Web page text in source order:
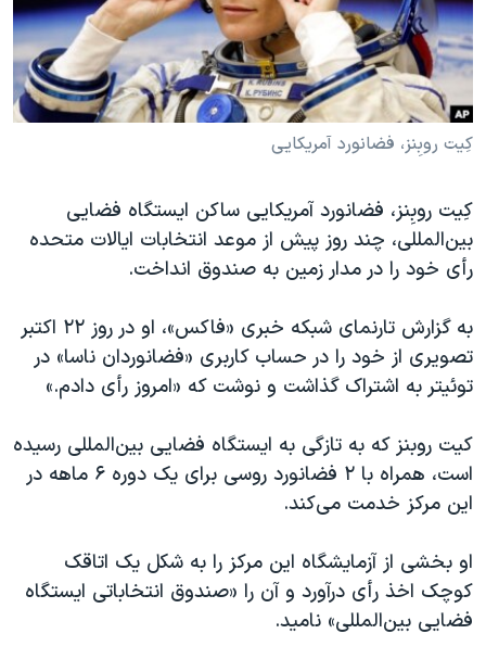
فرهنگ و زندگی
حقوق شهروندی
اقتصادی
علم و فناوری
گالری عکس
آرشیو پخش زنده
مستندها
انتخابات ریاست جمهوری آمریکا ۲۰۲۴
حمله جمهوری اسلامی به اسرائیل
رمز مهسا
اعتراضات زن، زندگی، آزادی
مجموعه مستندهای دادخواهی
دادگاه حمید نوری
چهل سال گروگان‌گیری
اعتراضات مردمی آبان ۹۸
اسرائیل در جنگ
همایش محافظه‌کاران آمریکا «سی‌پک»
صفحه‌های ویژه
دنبال کنید
کِیت روبِنز، فضانورد آمریکایی
کِیت روبِنز، فضانورد آمریکایی ساکن ایستگاه فضایی
بین‌المللی، چند روز پیش از موعد انتخابات ایالات متحده
رأی خود را در مدار زمین به صندوق انداخت.
به گزارش تارنمای شبکه خبری «فاکس»، او در روز ۲۲ اکتبر
تصویری از خود را در حساب کاربری «فضانوردان ناسا» در
توئیتر به اشتراک گذاشت و نوشت که «امروز رأی دادم.»
کیت روبنز که به تازگی به ایستگاه فضایی بین‌المللی رسیده
است، همراه با ۲ فضانورد روسی برای یک دوره ۶ ماهه در
این مرکز خدمت می‌کند.
او بخشی از آزمایشگاه این مرکز را به شکل یک اتاقک
کوچک اخذ رأی درآورد و آن را «صندوق انتخاباتی ایستگاه
فضایی بین‌المللی» نامید.